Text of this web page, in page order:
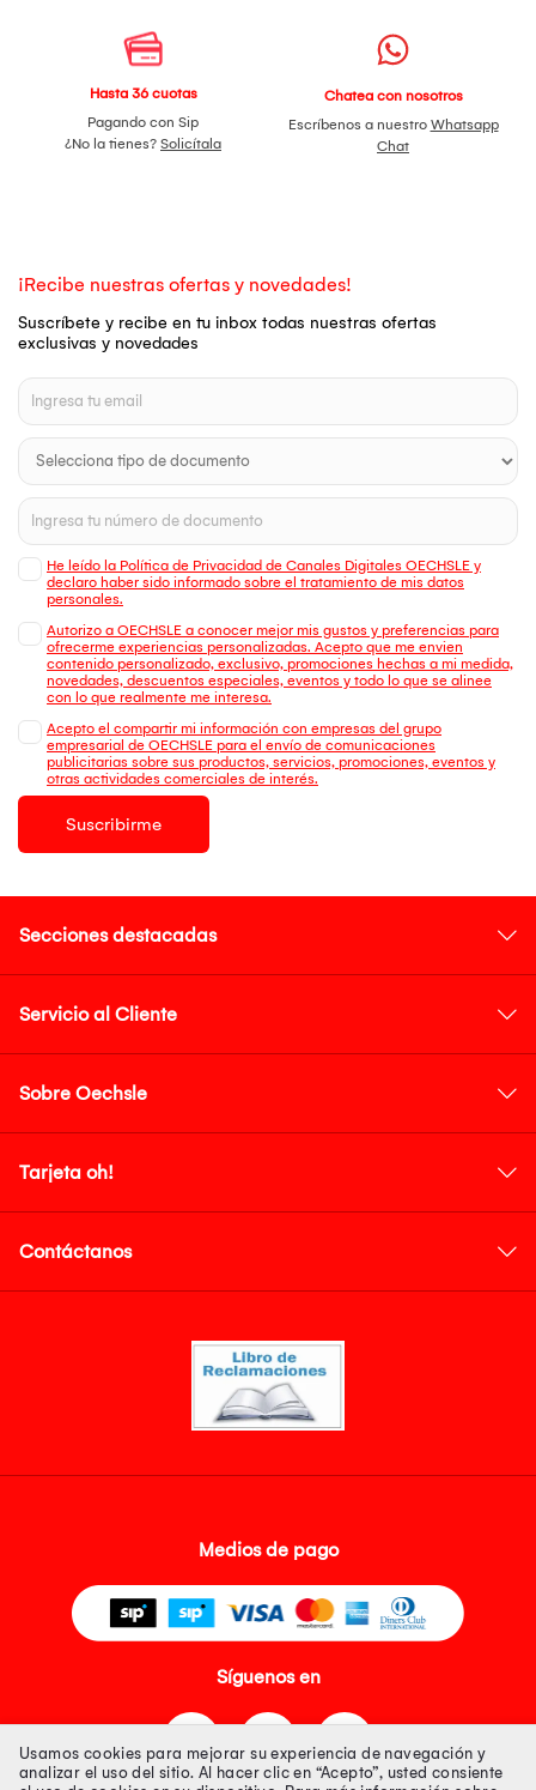
Hasta 36 cuotas
Pagando con Sip
¿No la tienes? Solicítala
Chatea con nosotros
Escríbenos a nuestro Whatsapp
Chat
¡Recibe nuestras ofertas y novedades!
Suscríbete y recibe en tu inbox todas nuestras ofertas
exclusivas y novedades
He leído la Política de Privacidad de Canales Digitales OECHSLE y
declaro haber sido informado sobre el tratamiento de mis datos
personales.
Autorizo a OECHSLE a conocer mejor mis gustos y preferencias para
ofrecerme experiencias personalizadas. Acepto que me envien
contenido personalizado, exclusivo, promociones hechas a mi medida,
novedades, descuentos especiales, eventos y todo lo que se alinee
con lo que realmente me interesa.
Acepto el compartir mi información con empresas del grupo
empresarial de OECHSLE para el envío de comunicaciones
publicitarias sobre sus productos, servicios, promociones, eventos y
otras actividades comerciales de interés.
Suscribirme
Secciones destacadas
Servicio al Cliente
Sobre Oechsle
Tarjeta oh!
Contáctanos
Medios de pago
Síguenos en
Usamos cookies para mejorar su experiencia de navegación y
analizar el uso del sitio. Al hacer clic en “Acepto”, usted consiente